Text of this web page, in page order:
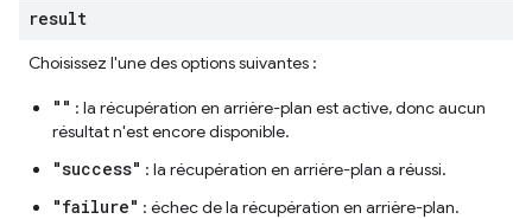
result
Choisissez l'une des options suivantes :
"" : la récupération en arrière-plan est active, donc aucun
résultat n'est encore disponible.
"success" : la récupération en arrière-plan a réussi.
"failure" : échec de la récupération en arrière-plan.